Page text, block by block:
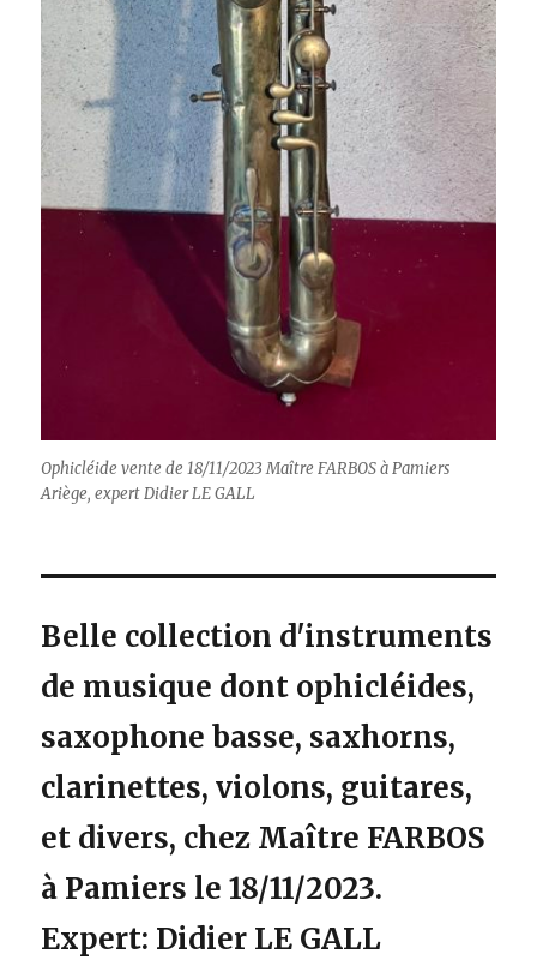
Ophicléide vente de 18/11/2023 Maître FARBOS à Pamiers
Ariège, expert Didier LE GALL
Belle collection d'instruments
de musique dont ophicléides,
saxophone basse, saxhorns,
clarinettes, violons, guitares,
et divers, chez Maître FARBOS
à Pamiers le 18/11/2023.
Expert: Didier LE GALL